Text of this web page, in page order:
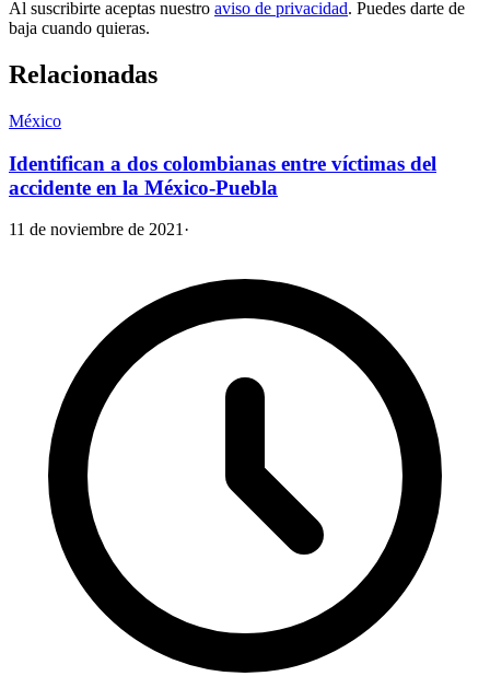
Al suscribirte aceptas nuestro aviso de privacidad. Puedes darte de
baja cuando quieras.
Relacionadas
México
Identifican a dos colombianas entre víctimas del
accidente en la México-Puebla
11 de noviembre de 2021 ·